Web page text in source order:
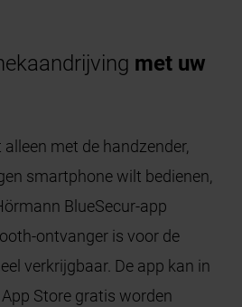
met uw
met de handzender,
smartphone wilt bedienen,
BlueSecur-app
ontvanger is voor de
verkrijgbaar. De app kan in
Store gratis worden